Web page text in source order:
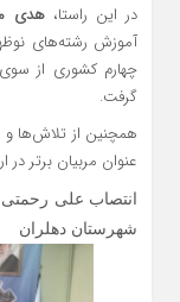
در این راستا،هدی
آموزش رشته‌های
چهارم کشوری از
گرفت.
همچنین از تلاش‌ها و
عنوان مربیان برتر در
انتصاب علی
شهرستان دهلران